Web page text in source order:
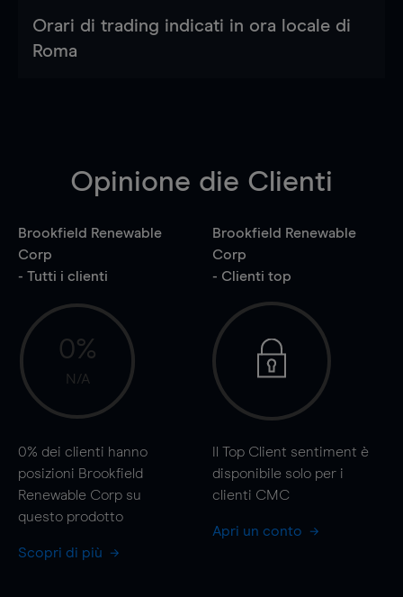
Orari di trading indicati in ora locale di
Roma
Opinione die Clienti
Brookfield Renewable
Corp
- Tutti i clienti
0%
N/A
0% dei clienti hanno
posizioni Brookfield
Renewable Corp su
questo prodotto
Scopri di più
Brookfield Renewable
Corp
- Clienti top
Il Top Client sentiment è
disponibile solo per i
clienti CMC
Apri un conto